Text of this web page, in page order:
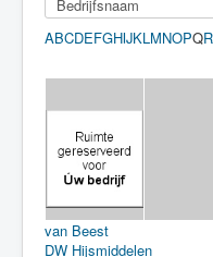
ABCDEFGHIKL MNOPQR
van Beest
DW Hijsmiddelen